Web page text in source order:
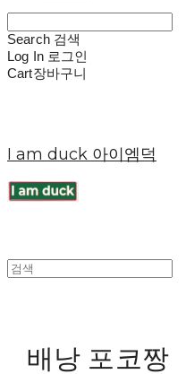
Search 검색
Log In 로그인
Cart장바구니
I am duck 아이엠덕
배낭 포코짱